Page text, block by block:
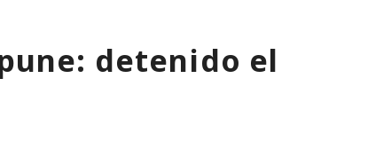
detenido el